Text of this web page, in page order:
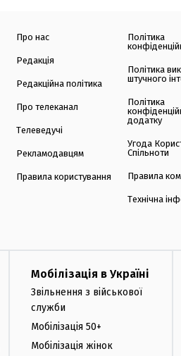
Про нас
Редакція
Редакційна політика
Про телеканал
Телеведучі
Рекламодавцям
Правила користування
Політика
Політика
штучного
Політика
додатку
Угода
Спільноти
Правила
Технічна
Мобілізація в Україні
Звільнення з військової
служби
Мобілізація 50+
Мобілізація жінок